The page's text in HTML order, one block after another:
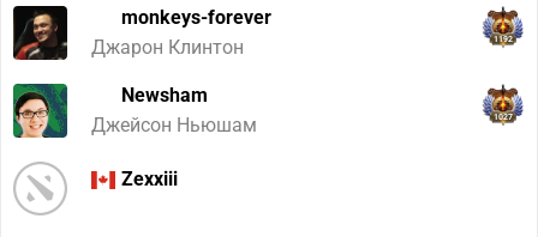
monkeys-forever
Джарон Клинтон
1192
Newsham
Джейсон Ньюшам
1027
Zexxiii